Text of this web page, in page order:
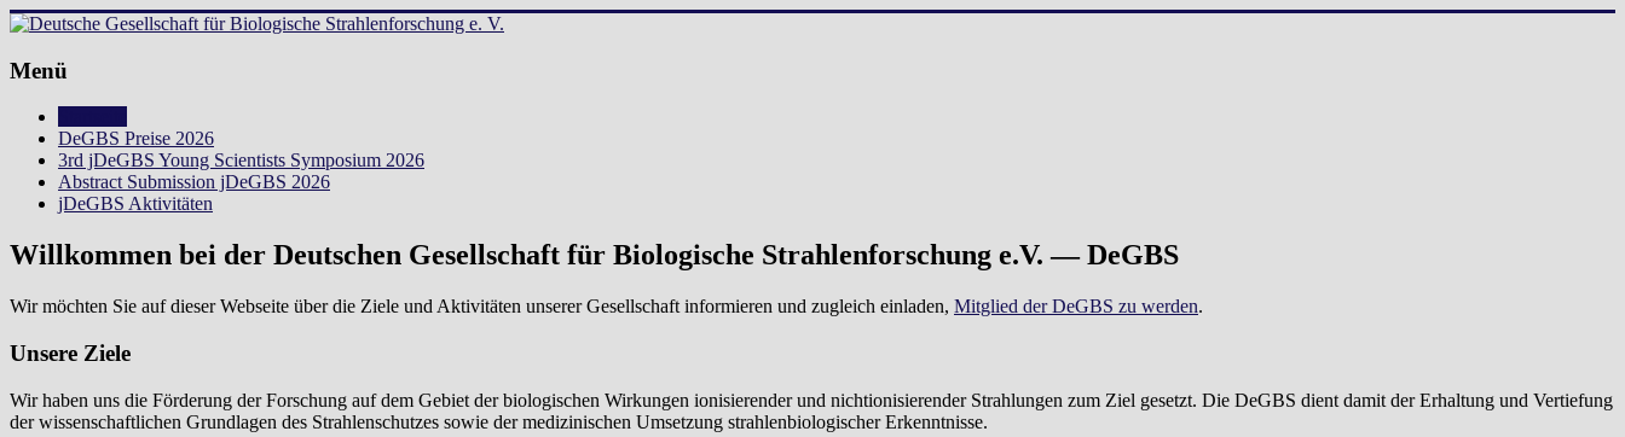
Zum
springen
Deutsche
Gesellschaft
für
Biologische
Strahlenforschung
e.
V.
Menü
DeGBS Preise 2026
3rd jDeGBS Young Scientists Symposium 2026
Abstract Submission jDeGBS 2026
jDeGBS Aktivitäten
Willkommen bei der Deutschen Gesellschaft für Biologische Strahlenforschung e.V. — DeGBS
Wir möchten Sie auf dieser Webseite über die Ziele und Aktivitäten unserer Gesellschaft informieren und zugleich einladen, Mitglied der DeGBS zu werden.
Unsere Ziele
Wir haben uns die Förderung der Forschung auf dem Gebiet der biologischen Wirkungen ionisierender und nichtionisierender Strahlungen zum Ziel gesetzt. Die DeGBS dient damit der Erhaltung und Vertiefung
der wissenschaftlichen Grundlagen des Strahlenschutzes sowie der medizinischen Umsetzung strahlenbiologischer Erkenntnisse.